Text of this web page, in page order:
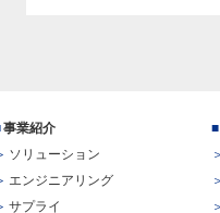
事業紹介
ソリューション
エンジニアリング
サプライ